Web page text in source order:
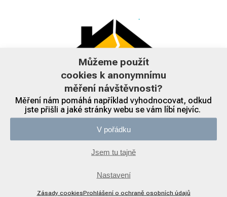
Můžeme použít
cookies k anonymnímu
měření návštěvnosti?
Měření nám pomáhá například vyhodnocovat, odkud
jste přišli a jaké stránky webu se vám líbí nejvíc.
V pořádku
Jsem tu tajně
Nastavení
Zásady cookiesProhlášení o ochraně osobních údajů
při vypořádání nemovitosti